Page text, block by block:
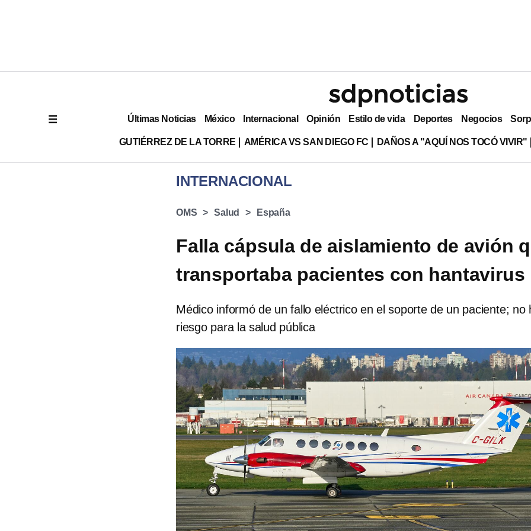
Últimas Noticias México Internacional Opinión Estilo de vida Deportes Negocios
GUTIÉRREZ DE LA TORRE AMÉRICA VS SAN DIEGO FC DAÑOS A "AQUÍ NOS TOCÓ VIVIR"
INTERNACIONAL
OMS Salud España
Falla cápsula de aislamiento de avión
transportaba pacientes con hantavirus
Médico informó de un fallo eléctrico en el soporte de un paciente; no
riesgo para la salud pública